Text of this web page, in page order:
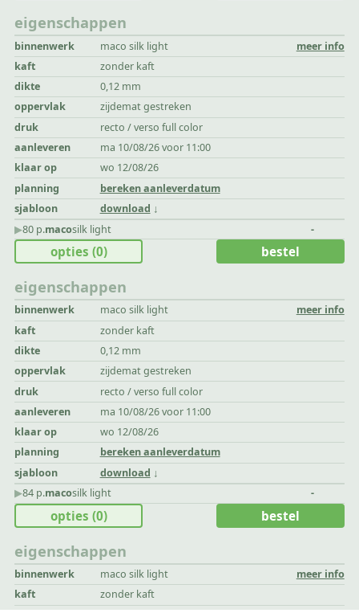
eigenschappen
binnenwerk maco silk light
meer info
kaft
zonder kaft
dikte
0,12 mm
oppervlak
zijdemat gestreken
druk
recto / verso full color
aanleveren
ma 10/08/26 voor 11:00
klaar op
wo 12/08/26
planning
bereken aanleverdatum
sjabloon
download
▶︎80 p.macosilk light -
eigenschappen
binnenwerk maco silk light
meer info
kaft
zonder kaft
dikte
0,12 mm
oppervlak
zijdemat gestreken
druk
recto / verso full color
aanleveren
ma 10/08/26 voor 11:00
klaar op
wo 12/08/26
planning
bereken aanleverdatum
sjabloon
download
opties (0) bestel
▶︎84 p.macosilk light -
eigenschappen
binnenwerk maco silk light
meer info
kaft
zonder kaft
opties (0) bestel